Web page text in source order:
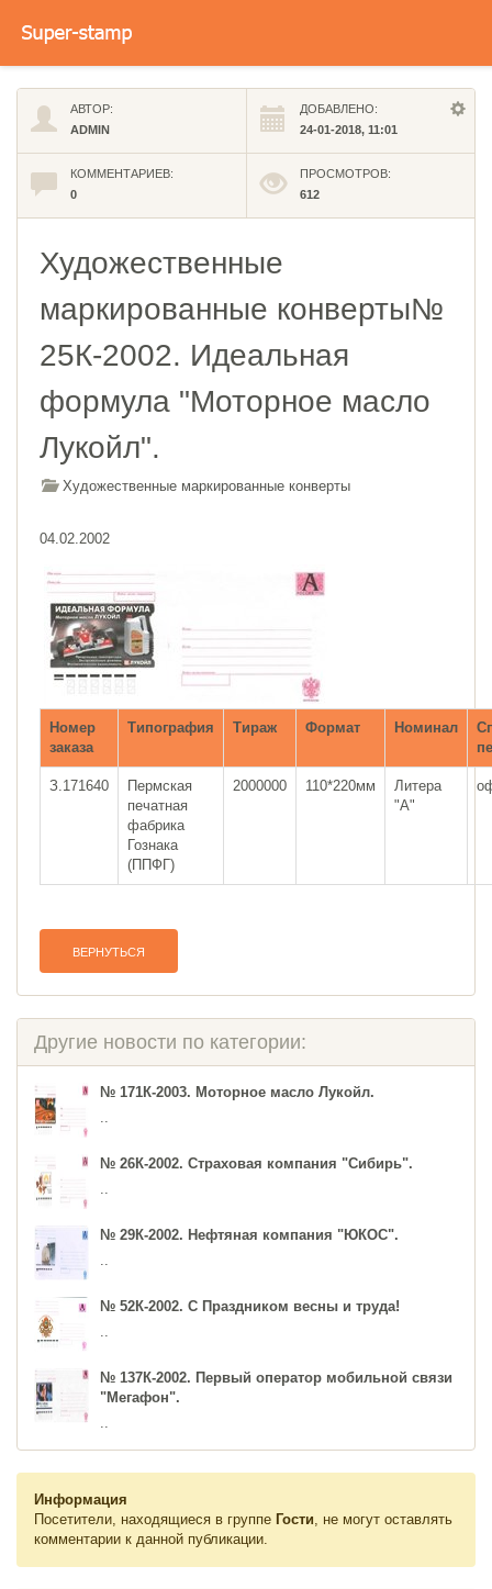
АВТОР:
ADMIN
ДОБАВЛЕНО:
24-01-2018, 11:01
КОММЕНТАРИЕВ:
0
ПРОСМОТРОВ:
612
Художественные
маркированные конверты№
25К-2002. Идеальная
формула "Моторное масло
Лукойл".
Художественные маркированные конверты
04.02.2002
Номер
заказа
Типография Тираж Формат Номинал
З.171640
Пермская
печатная
фабрика
Гознака
(ППФГ)
2000000 110*220мм
Литера
"A"
ВЕРНУТЬСЯ
Другие новости по категории:
№ 171К-2003. Моторное масло Лукойл.
..
№ 26К-2002. Страховая компания "Сибирь".
..
№ 29К-2002. Нефтяная компания "ЮКОС".
..
№ 52К-2002. С Праздником весны и труда!
..
№ 137К-2002. Первый оператор мобильной связи
"Мегафон".
..
Информация
Посетители, находящиеся в группе Гости, не могут оставлять
комментарии к данной публикации.